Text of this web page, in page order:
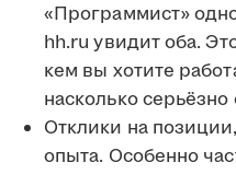
«Программист»
hh.ru увидит оба.
кем вы хотите
насколько
Отклики на
опыта. Особенно